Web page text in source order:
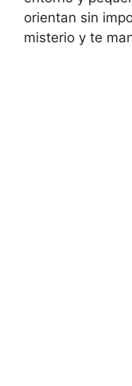
orientan sin
misterio y te